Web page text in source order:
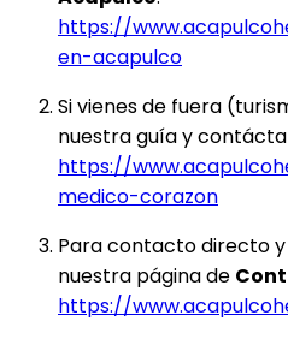
https://
en-acapulco
Si vienes de fuera
nuestra guía y
https://
medico-corazon
Para contacto directo
nuestra página de
https://